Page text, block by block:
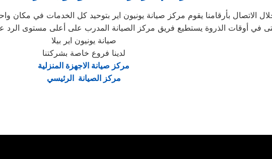
في أوقات الذروة يستطيع فريق مركز الصيانة المدرب على أعلى مستوى الرد على
صيانة يونيون اير بيلا
لدينا فروع خاصة بشركتنا
مركز صيانة الاجهزة المنزلية
مركز الصيانة الرئيسي